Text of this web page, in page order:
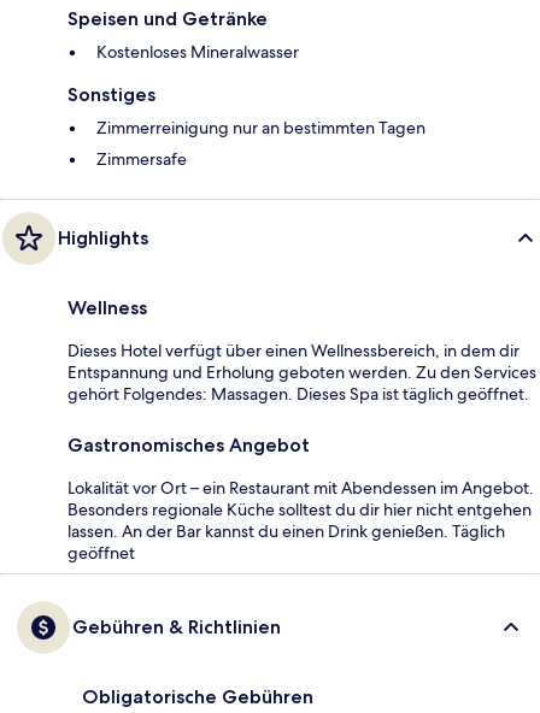
Speisen und Getränke
Kostenloses Mineralwasser
Sonstiges
Zimmerreinigung nur an bestimmten Tagen
Zimmersafe
Highlights
Wellness
Dieses Hotel verfügt über einen Wellnessbereich, in dem dir
Entspannung und Erholung geboten werden. Zu den Services
gehört Folgendes: Massagen. Dieses Spa ist täglich geöffnet.
Gastronomisches Angebot
Lokalität vor Ort – ein Restaurant mit Abendessen im Angebot.
Besonders regionale Küche solltest du dir hier nicht entgehen
lassen. An der Bar kannst du einen Drink genießen. Täglich
geöffnet
Gebühren & Richtlinien
Obligatorische Gebühren